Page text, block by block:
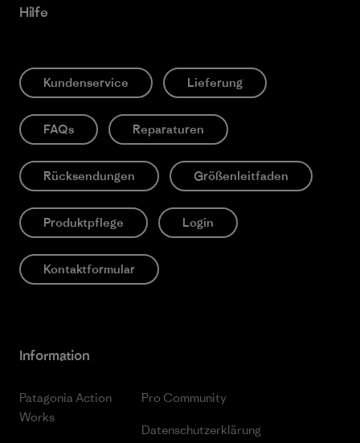
Hilfe
Kundenservice Lieferung
FAQs Reparaturen
Rücksendungen Größenleitfaden
Produktpflege Login
Kontaktformular
Information
Patagonia Action
Works
Pro Community
Datenschutzerklärung